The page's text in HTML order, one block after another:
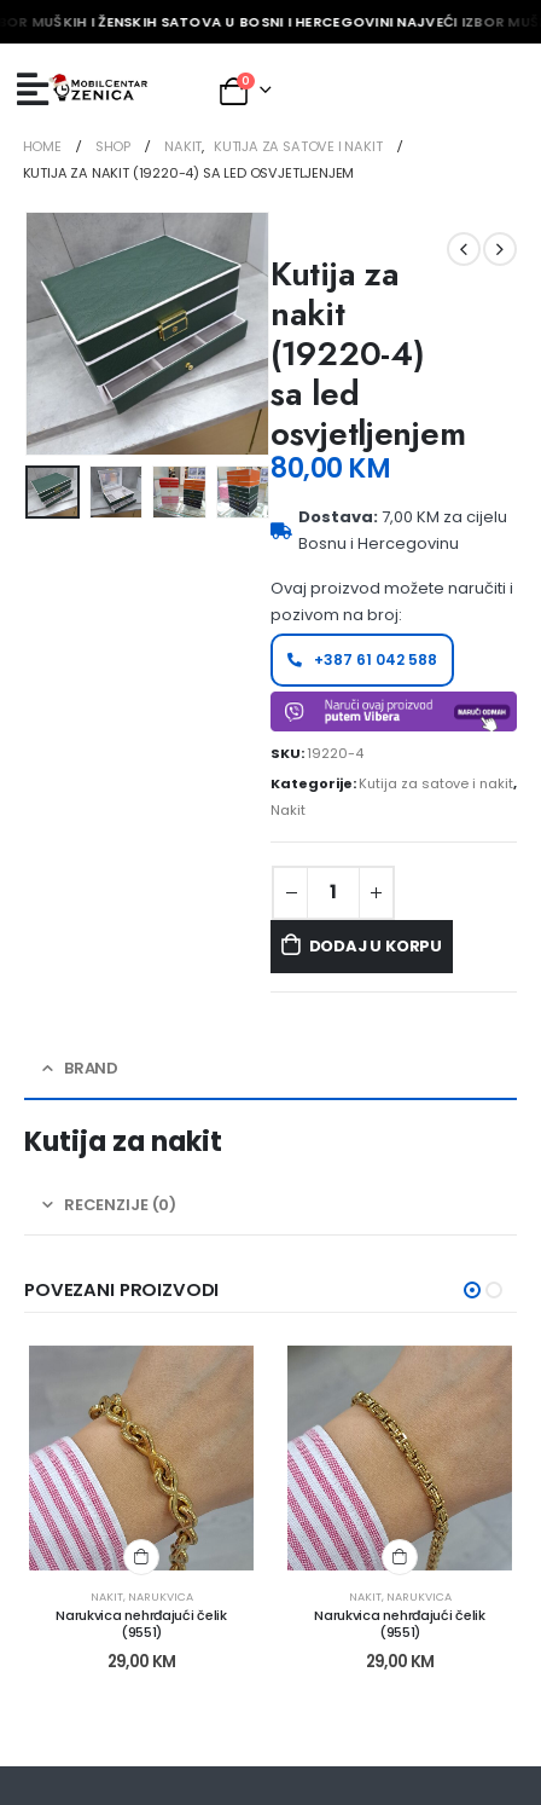
MUŠKIH I ŽENSKIH SATOVA U BOSNI I HERCEGOVINI NAJVEĆI IZBOR
0
HOME SHOP NAKIT, KUTIJA ZA SATOVE I NAKIT
KUTIJA ZA NAKIT (19220-4) SA LED OSVJETLJENJEM
Kutija za
nakit
(19220-4)
sa led
osvjetljenjem
80,00 KM
Dostava:7,00 KM za cijelu
Bosnu i Hercegovinu
Ovaj proizvod možete naručiti i
pozivom na broj:
+387 61 042 588
SKU:19220-4
Kategorije:Kutija za satove i nakit,
Nakit
DODAJ U KORPU
BRAND
Kutija za nakit
RECENZIJE (0)
POVEZANI PROIZVODI
NAKIT, NARUKVICA
Narukvica nehrđajući čelik
(9551)
29,00 KM
NAKIT, NARUKVICA
Narukvica nehrđajući čelik
(9551)
29,00 KM